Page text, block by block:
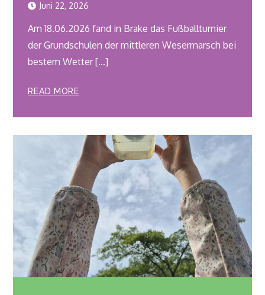
Juni 22, 2026
Am 18.06.2026 fand in Brake das Fußballturnier
der Grundschulen der mittleren Wesermarsch bei
bestem Wetter […]
READ MORE